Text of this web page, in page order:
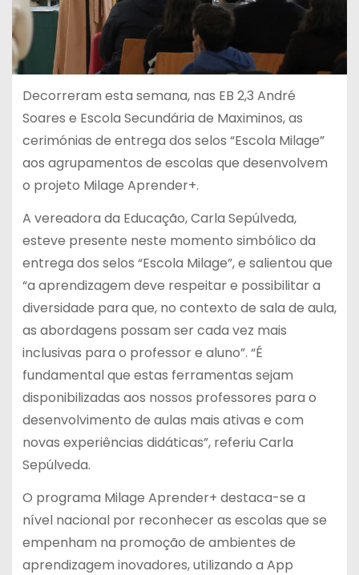
Decorreram esta semana, nas EB 2,3 André
Soares e Escola Secundária de Maximinos, as
cerimónias de entrega dos selos “Escola Milage”
aos agrupamentos de escolas que desenvolvem
o projeto Milage Aprender+.
A vereadora da Educação, Carla Sepúlveda,
esteve presente neste momento simbólico da
entrega dos selos “Escola Milage”, e salientou que
“a aprendizagem deve respeitar e possibilitar a
diversidade para que, no contexto de sala de aula,
as abordagens possam ser cada vez mais
inclusivas para o professor e aluno”. “É
fundamental que estas ferramentas sejam
disponibilizadas aos nossos professores para o
desenvolvimento de aulas mais ativas e com
novas experiências didáticas”, referiu Carla
Sepúlveda.
O programa Milage Aprender+ destaca-se a
nível nacional por reconhecer as escolas que se
empenham na promoção de ambientes de
aprendizagem inovadores, utilizando a App